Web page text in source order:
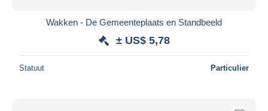
Wakken - De Gemeenteplaats en Standbeeld
± US$ 5,78
Statuut Particulier